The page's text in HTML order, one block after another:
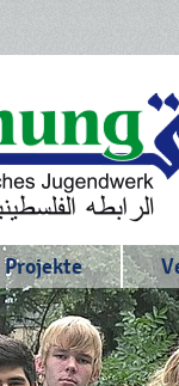
Projekte